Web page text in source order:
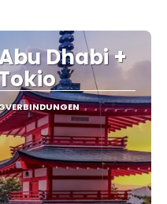
Dhabi +